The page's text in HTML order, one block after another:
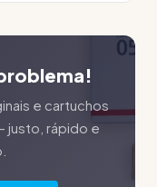
e cartuchos
justo, rápido e